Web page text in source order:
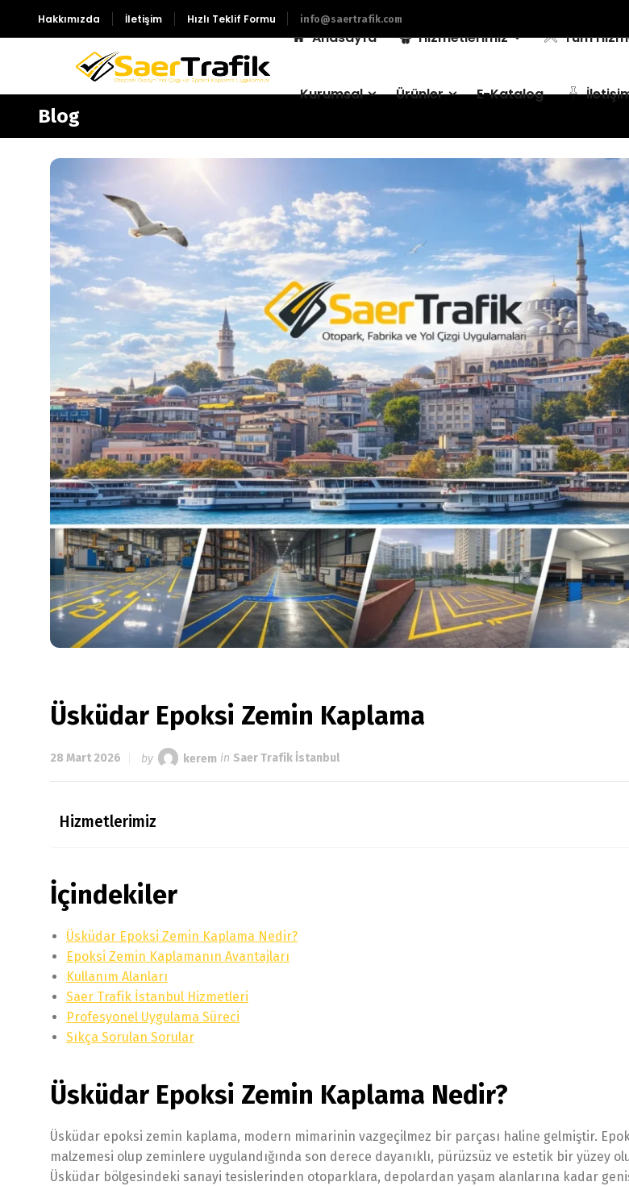
Hakkımızda İletişim Hızlı Teklif Formu info@saertrafik.com
Anasayfa Hizmetlerimiz Tüm
Kurumsal Ürünler E-Katalog
Blog
Üsküdar Epoksi Zemin Kaplama
28 Mart 2026 by kerem in Saer Trafik İstanbul
Hizmetlerimiz
İçindekiler
Üsküdar Epoksi Zemin Kaplama Nedir?
Epoksi Zemin Kaplamanın Avantajları
Kullanım Alanları
Saer Trafik İstanbul Hizmetleri
Profesyonel Uygulama Süreci
Sıkça Sorulan Sorular
Üsküdar Epoksi Zemin Kaplama Nedir?
Üsküdar epoksi zemin kaplama, modern mimarinin vazgeçilmez bir parçası haline gelmiştir.
malzemesi olup zeminlere uygulandığında son derece dayanıklı, pürüzsüz ve estetik bir yüzey
Üsküdar bölgesindeki sanayi tesislerinden otoparklara, depolardan yaşam alanlarına kadar